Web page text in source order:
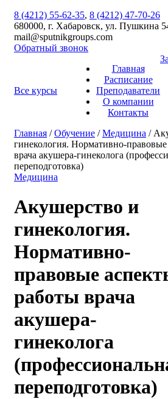
8 (4212) 55-62-35, 8 (4212) 47-70-26
680000, г. Хабаровск, ул. Пушкина
mail@sputnikgroups.com
Обратный звонок
Все курсы
Главная
Расписание
Преподаватели
О компании
Контакты
Главная /Обучение /Медицина /
гинекология. Нормативно-
врача акушера-гинеколога
переподготовка)
Медицина
Акушерство и
гинекология.
Нормативно-
правовые
работы врача
акушера-
гинеколога
переподготовка)